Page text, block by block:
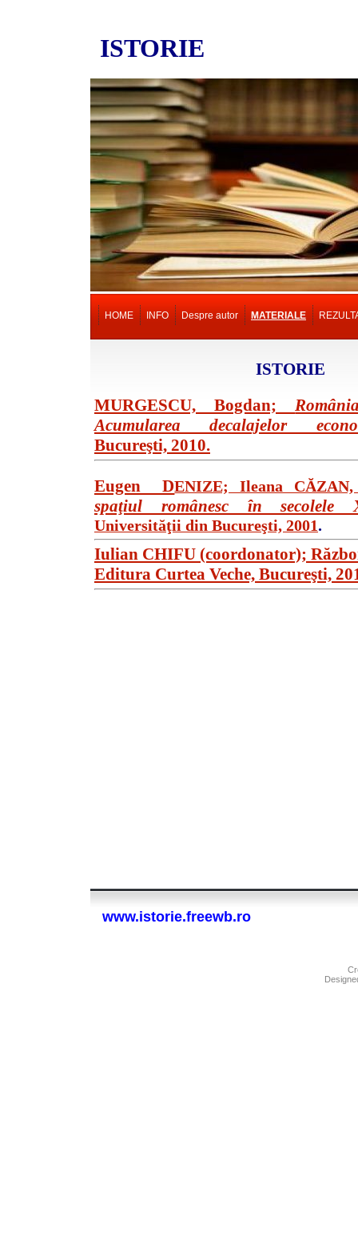
ISTORIE
HOME INFO Despre autor MATERIALE
ISTORIE
MURGESCU, Bogdan;
Acumularea decalajelor
Bucureşti, 2010.
Eugen DENIZE; Ileana
spaţiul românesc în secolele
Universităţii din Bucureşti, 2001.
Iulian CHIFU (coordonator);
Editura Curtea Veche, Bucureşti,
www.istorie.freewb.ro